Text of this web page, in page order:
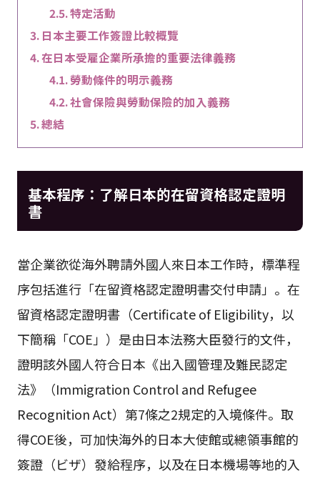
特定活動
日本主要工作簽證比較概覽
在日本受雇企業所承擔的重要法律義務
勞動條件的明示義務
社會保險與勞動保險的加入義務
總結
基本程序：了解日本的在留資格認定證明
書
當企業欲從海外聘請外國人來日本工作時，標準程
序包括進行「在留資格認定證明書交付申請」。在
留資格認定證明書（Certificate of Eligibility，以
下簡稱「COE」）是由日本法務大臣發行的文件，
證明該外國人符合日本《出入國管理及難民認定
法》（Immigration Control and Refugee
Recognition Act）第7條之2規定的入境條件。取
得COE後，可加快海外的日本大使館或總領事館的
簽證（ビザ）發給程序，以及在日本機場等地的入